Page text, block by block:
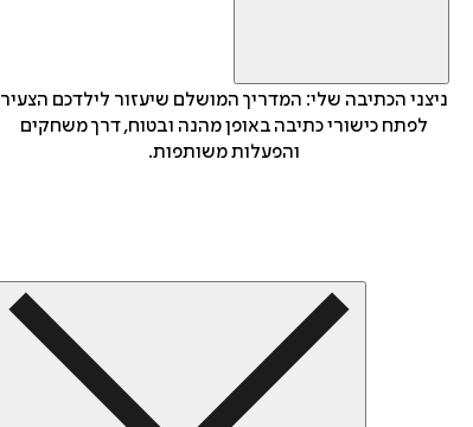
ניצני הכתיבה שלי: המדריך המושלם שיעזור לילדכם הצעיר
לפתח כישורי כתיבה באופן מהנה ובטוח, דרך משחקים
והפעלות משותפות.